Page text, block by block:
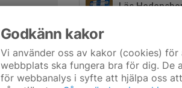
Läs
Hämta Din
24 feb, 17:21
Godkänn kakor
Vi använder oss av kakor (cookies)
webbplats ska fungera bra för dig. De
för webbanalys i syfte att hjälpa oss